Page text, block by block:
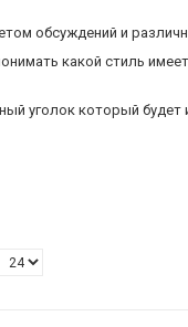
обсуждений и
какой стиль
уголок который